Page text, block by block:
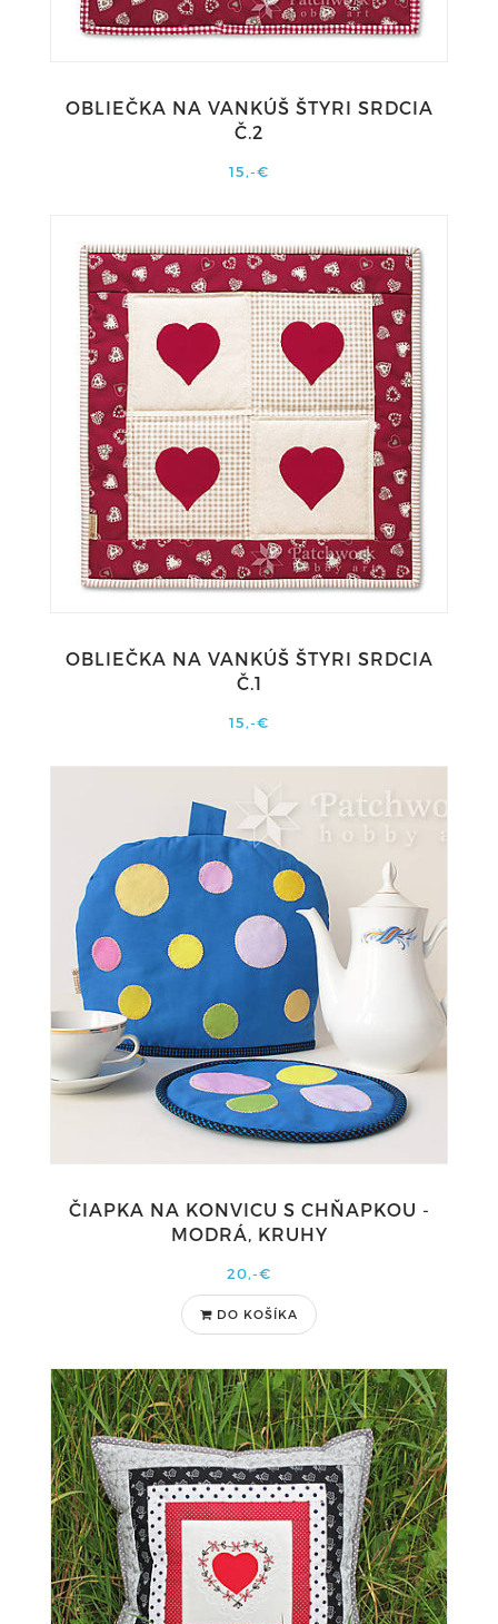
OBLIEČKA NA VANKÚŠ ŠTYRI SRDCIA
Č.2
15,-€
OBLIEČKA NA VANKÚŠ ŠTYRI SRDCIA
Č.1
15,-€
ČIAPKA NA KONVICU S CHŇAPKOU -
MODRÁ, KRUHY
20,-€
DO KOŠÍKA